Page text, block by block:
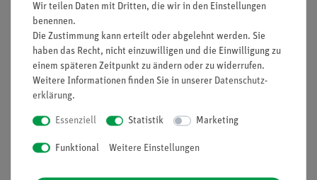
Die Schülerinnen und Schüler untersuchen verschiedene
Festkörper sowie Flüssigkeiten auf ihre elektrische
Leitfähigkeit. Dabei beobachten sie, dass einige Materialien
den Strom leiten und andere nicht. Sie ziehen daraus den
Schluss, dass die elektrische Leitfähigkeit materialabhängig
ist. Darüber hinaus beobachten sie, dass nichtleitende
Flüssigkeiten durch darin gelöste Stoffe leitend werden
Wir teilen Daten mit Dritten, die wir in den Einstellungen
benennen.
Die Zustimmung kann erteilt oder abgelehnt werden. Sie
haben das Recht, nicht einzuwilligen und die Einwilligung zu
einem späteren Zeitpunkt zu ändern oder zu widerrufen.
Weitere Informationen finden Sie in unserer Daten­schutz­
erklärung.
Essenziell Statistik Marketing
Funktional Weitere Einstellungen